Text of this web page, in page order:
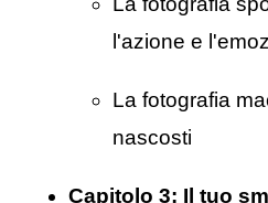
l'azione e
La fotografia
nascosti
Capitolo 3: Il tuo